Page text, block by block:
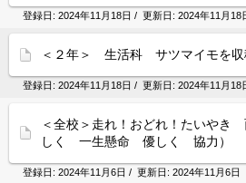
登録日: 2024年11月18日 / 更新日: 2024年11月18
＜２年＞ 生活科 サツマイモを収
登録日: 2024年11月18日 / 更新日: 2024年11月18
＜全校＞走れ！おどれ！たいやき
しく 一生懸命 優しく 協力）
登録日: 2024年11月6日 / 更新日: 2024年11月6日